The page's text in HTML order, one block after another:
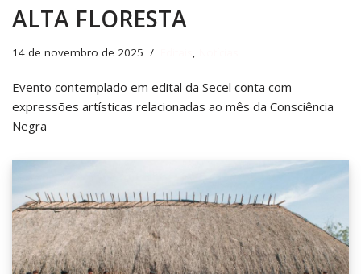
ALTA FLORESTA
14 de novembro de 2025 ,
Evento contemplado em edital da Secel conta com
expressões artísticas relacionadas ao mês da Consciência
Negra